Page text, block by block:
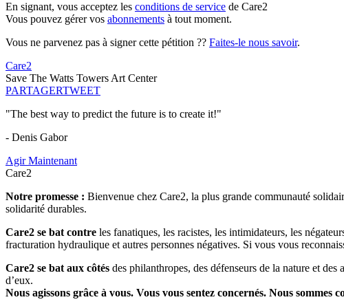
En signant, vous acceptez les conditions de service de Care2
Vous pouvez gérer vos abonnements à tout moment.
Vous ne parvenez pas à signer cette pétition ?? Faites-le nous savoir.
Care2
Save The Watts Towers Art Center
PARTAGERTWEET
"The best way to predict the future is to create it!"
- Denis Gabor
Agir Maintenant
Care2
Notre promesse : Bienvenue chez Care2, la plus grande communauté
solidarité durables.
Care2 se bat contre les fanatiques, les racistes, les intimidateurs, les
fracturation hydraulique et autres personnes négatives. Si vous vous
Care2 se bat aux côtés des philanthropes, des défenseurs de la nature et
d’eux.
Nous agissons grâce à vous. Vous vous sentez concernés. Nous sommes